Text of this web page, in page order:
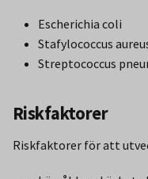
Escherichia coli
Stafylococcus
Streptococcus
Riskfaktorer
Riskfaktorer för att